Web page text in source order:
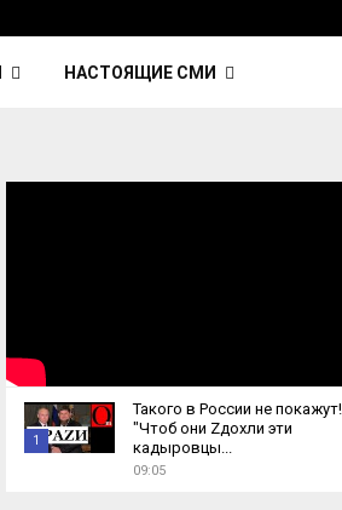
НАСТОЯЩИЕ СМИ
1
Такого в России не покажут!
"Чтоб они Zдохли эти
кадыровцы...
09:05